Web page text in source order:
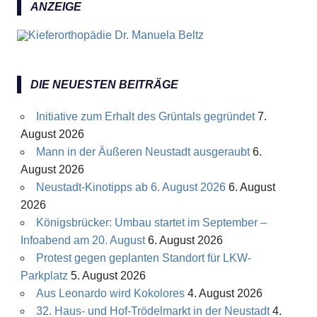
ANZEIGE
DIE NEUESTEN BEITRÄGE
Initiative zum Erhalt des Grüntals gegründet 7.
August 2026
Mann in der Äußeren Neustadt ausgeraubt 6.
August 2026
Neustadt-Kinotipps ab 6. August 2026 6. August
2026
Königsbrücker: Umbau startet im September –
Infoabend am 20. August 6. August 2026
Protest gegen geplanten Standort für LKW-
Parkplatz 5. August 2026
Aus Leonardo wird Kokolores 4. August 2026
32. Haus- und Hof-Trödelmarkt in der Neustadt 4.